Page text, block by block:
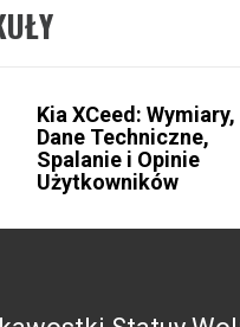
Kia XCeed: Wymiary,
Dane Techniczne,
Spalanie i Opinie
Użytkowników